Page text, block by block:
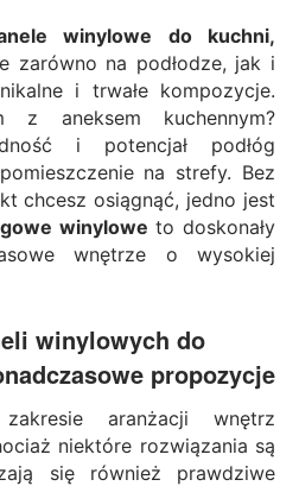
winylowe do kuchni,
zarówno na podłodze, jak i
i trwałe kompozycje.
z aneksem kuchennym?
i potencjał podłóg
na strefy. Bez
chcesz osiągnąć, jedno jest
winylowe to doskonały
wnętrze o wysokiej
winylowych do
propozycje
aranżacji wnętrz
niektóre rozwiązania są
się również prawdziwe